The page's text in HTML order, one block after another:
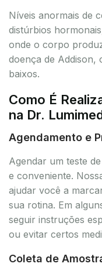
Níveis anormais de
distúrbios
onde o corpo
doença de Addison,
baixos.
Como É
na Dr.
Agendamento e
Agendar um teste
e conveniente.
ajudar você a
sua rotina. Em
seguir instruções
ou evitar certos
Coleta de